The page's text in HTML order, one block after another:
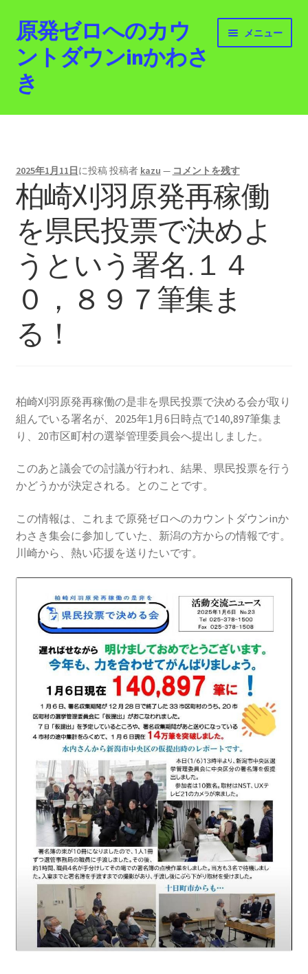
ナ
ビ
ゲ
ー
シ
キ
ッ
プ
コ
ン
テ
ン
ツ
プ
原発ゼロへのカウ
ントダウンinかわさ
き
メニュー
ホーム
活動紹介
2012.3.11 「原発ゼロへのカウントダウンinかわさ
き」「原発ゼロへの行進！誰でもデモ！」
原発ゼロ金曜日行動 inかわさき
2013.3.10 第２回原発ゼロへのカウントダウンinかわ
さき 集会
2014.10.13 「今こそ９条inかわさき」大集会 第二分
科会【原発は人権問題だ】 福島からの発言
2022.3.13 第11回原発ゼロへのカウントダウンinかわ
さき 集会
2015.3.8 第4回原発ゼロへのカウントダウンinかわさ
き 集会
2016.1.31 日本と原発上映会＆講演会
2016.3 .13 第5回原発ゼロへのカウントダウンinかわさ
き 集会
2017.3.12 第6回原発ゼロへのカウントダウンinかわさ
き 集会
2018.3.11 第７回原発ゼロへのカウントダウンinかわ
さき集会
2019.3.10 第8回 原発ゼロへのカウントダウンinかわ
さき 集会
2023.3.12 第12回原発ゼロへのカウントダウンinかわ
さき集会
2023.6.25（日）映画「原発をとめた裁判長 そして
原発をとめる農家たち」上映会を開催
2023.10.8 原発ゼロへのカウントダウンinかわさき
2025年1月11日に投稿投稿者 kazu — コメントを残す
柏崎刈羽原発再稼働
を県民投票で決めよ
うという署名.１４
０，８９７筆集ま
る！
柏崎刈羽原発再稼働の是非を県民投票で決める会が取り
組んでいる署名が、2025年1月6日時点で140,897筆集ま
り、20市区町村の選挙管理委員会へ提出しました。
このあと議会での討議が行われ、結果、県民投票を行う
かどうかが決定される。とのことです。
この情報は、これまで原発ゼロへのカウントダウンinか
わさき集会に参加していた、新潟の方からの情報です。
川崎から、熱い応援を送りたいです。